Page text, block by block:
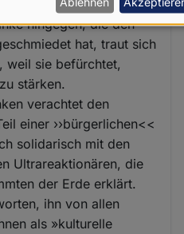
Vorherrschaft über
hingegen, die den
hat, traut sich
weil sie befürchtet,
stärken.
verachtet den
einer ››bürgerlichen<<
solidarisch mit den
Ultrareaktionären, die
der Erde erklärt.
ihn von allen
als »kulturelle